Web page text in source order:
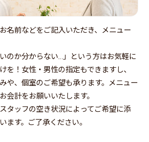
名前などをご記入いただき、メニュー
いのか分からない…」という方はお気軽に
を！女性・男性の指定もできますし、
や、個室のご希望も承ります。メニュー
会計をお願いいたします。
タッフの空き状況によってご希望に添
ます。ご了承ください。